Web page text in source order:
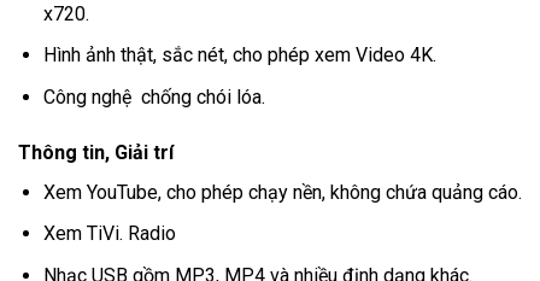
x720.
Hình ảnh thật, sắc nét, cho phép xem Video 4K.
Công nghệ chống chói lóa.
Thông tin, Giải trí
Xem YouTube, cho phép chạy nền, không chứa quảng cáo.
Xem TiVi. Radio
Nhạc USB gồm MP3, MP4 và nhiều định dạng khác.